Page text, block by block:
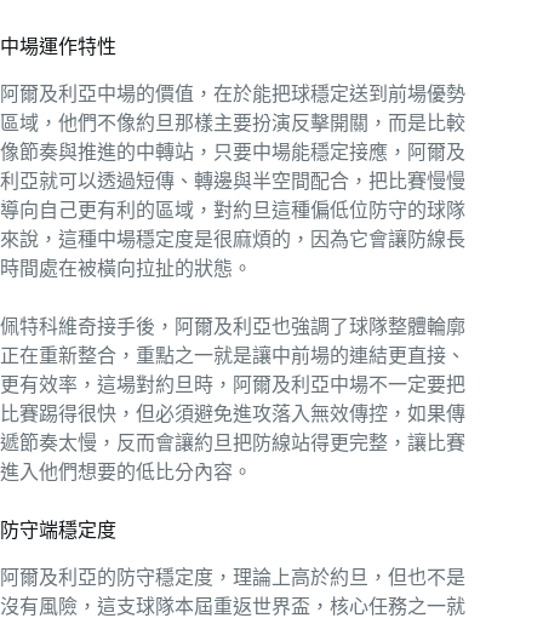
中場運作特性
阿爾及利亞中場的價值，在於能把球穩定送到前場優勢
區域，他們不像約旦那樣主要扮演反擊開關，而是比較
像節奏與推進的中轉站，只要中場能穩定接應，阿爾及
利亞就可以透過短傳、轉邊與半空間配合，把比賽慢慢
導向自己更有利的區域，對約旦這種偏低位防守的球隊
來說，這種中場穩定度是很麻煩的，因為它會讓防線長
時間處在被橫向拉扯的狀態。
佩特科維奇接手後，阿爾及利亞也強調了球隊整體輪廓
正在重新整合，重點之一就是讓中前場的連結更直接、
更有效率，這場對約旦時，阿爾及利亞中場不一定要把
比賽踢得很快，但必須避免進攻落入無效傳控，如果傳
遞節奏太慢，反而會讓約旦把防線站得更完整，讓比賽
進入他們想要的低比分內容。
防守端穩定度
阿爾及利亞的防守穩定度，理論上高於約旦，但也不是
沒有風險，這支球隊本屆重返世界盃，核心任務之一就